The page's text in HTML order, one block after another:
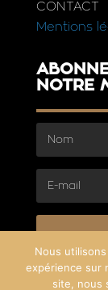
CONTACT
Mentions
NOTRE
Nous
expérience sur
site, nous